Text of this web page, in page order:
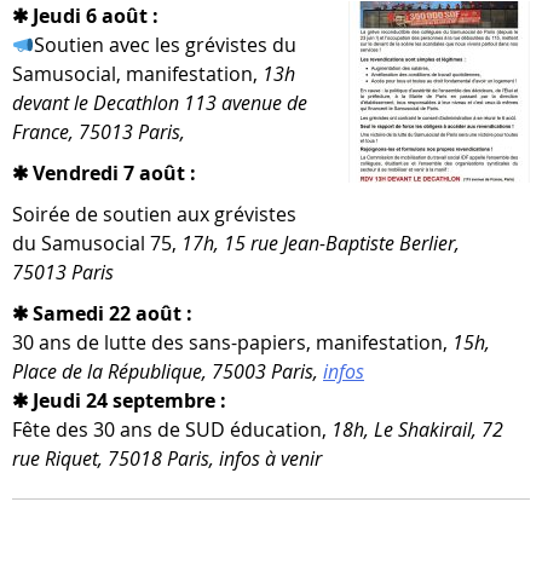
✱ Jeudi 6 août :
Soutien avec les gré­vistes du
Samusocial, mani­fes­ta­tion, 13h
devant le Decathlon 113 ave­nue de
France, 75013 Paris,
✱ Vendredi 7 août :
Soirée de sou­tien aux gré­vistes
du Samusocial 75, 17h, 15 rue Jean-​Baptiste Berlier,
75013 Paris
✱ Samedi 22 août :
30 ans de lutte des sans-​papiers, mani­fes­ta­tion, 15h,
Place de la République, 75003 Paris, infos
✱ Jeudi 24 septembre :
Fête des 30 ans de SUD édu­ca­tion, 18h, Le Shakirail, 72
rue Riquet, 75018 Paris, infos à venir